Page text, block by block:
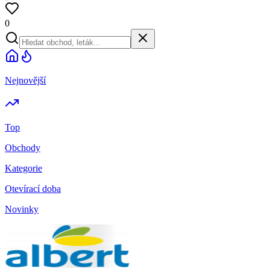
0
Nejnovější
Top
Obchody
Kategorie
Otevírací doba
Novinky